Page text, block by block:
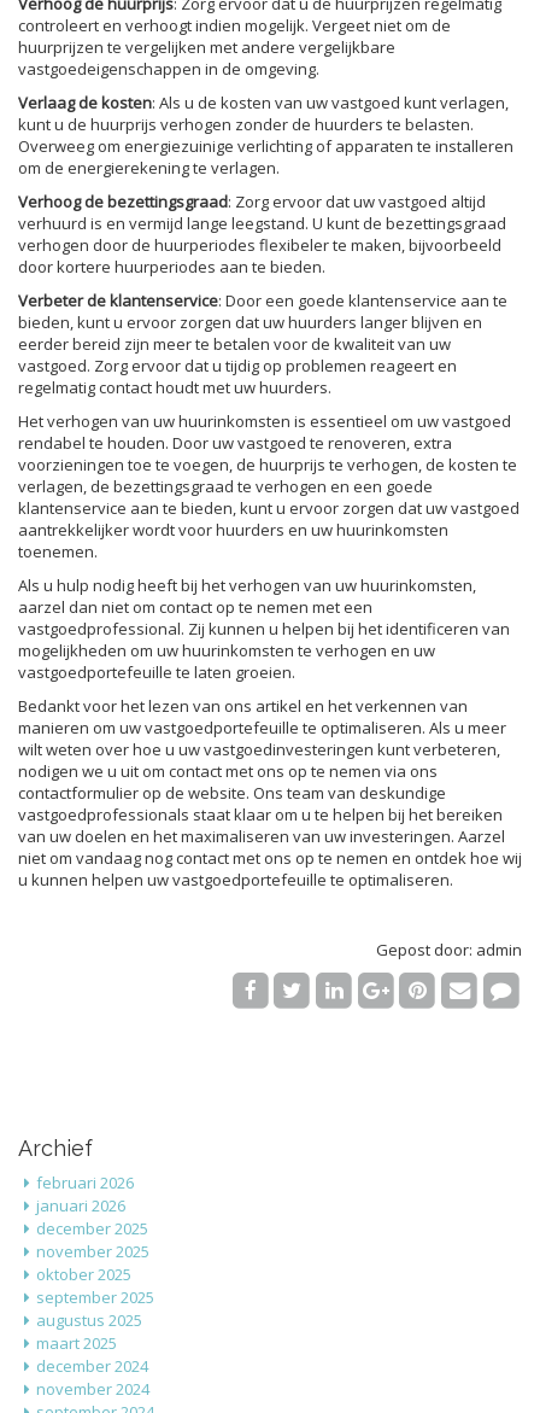
controleert en verhoogt indien mogelijk. Vergeet niet om de
huurprijzen te vergelijken met andere vergelijkbare
vastgoedeigenschappen in de omgeving.
Verlaag de kosten: Als u de kosten van uw vastgoed kunt verlagen,
kunt u de huurprijs verhogen zonder de huurders te belasten.
Overweeg om energiezuinige verlichting of apparaten te installeren
om de energierekening te verlagen.
Verhoog de bezettingsgraad: Zorg ervoor dat uw vastgoed altijd
verhuurd is en vermijd lange leegstand. U kunt de bezettingsgraad
verhogen door de huurperiodes flexibeler te maken, bijvoorbeeld
door kortere huurperiodes aan te bieden.
Verbeter de klantenservice: Door een goede klantenservice aan te
bieden, kunt u ervoor zorgen dat uw huurders langer blijven en
eerder bereid zijn meer te betalen voor de kwaliteit van uw
vastgoed. Zorg ervoor dat u tijdig op problemen reageert en
regelmatig contact houdt met uw huurders.
Het verhogen van uw huurinkomsten is essentieel om uw vastgoed
rendabel te houden. Door uw vastgoed te renoveren, extra
voorzieningen toe te voegen, de huurprijs te verhogen, de kosten te
verlagen, de bezettingsgraad te verhogen en een goede
klantenservice aan te bieden, kunt u ervoor zorgen dat uw vastgoed
aantrekkelijker wordt voor huurders en uw huurinkomsten
toenemen.
Als u hulp nodig heeft bij het verhogen van uw huurinkomsten,
aarzel dan niet om contact op te nemen met een
vastgoedprofessional. Zij kunnen u helpen bij het identificeren van
mogelijkheden om uw huurinkomsten te verhogen en uw
vastgoedportefeuille te laten groeien.
Bedankt voor het lezen van ons artikel en het verkennen van
manieren om uw vastgoedportefeuille te optimaliseren. Als u meer
wilt weten over hoe u uw vastgoedinvesteringen kunt verbeteren,
nodigen we u uit om contact met ons op te nemen via ons
contactformulier op de website. Ons team van deskundige
vastgoedprofessionals staat klaar om u te helpen bij het bereiken
van uw doelen en het maximaliseren van uw investeringen. Aarzel
niet om vandaag nog contact met ons op te nemen en ontdek hoe wij
u kunnen helpen uw vastgoedportefeuille te optimaliseren.
Gepost door: admin
Archief
februari 2026
januari 2026
december 2025
november 2025
oktober 2025
september 2025
augustus 2025
maart 2025
december 2024
november 2024